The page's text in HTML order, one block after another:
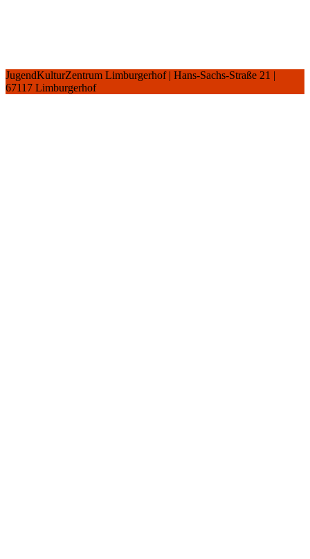
JugendKulturZentrum Limburgerhof | Hans-Sachs-Straße 21 |
67117 Limburgerhof